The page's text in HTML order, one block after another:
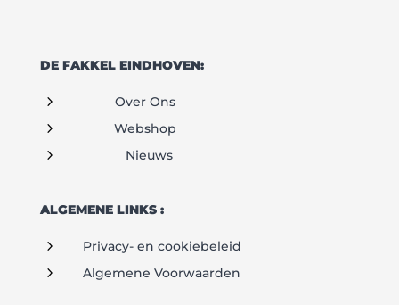
DE FAKKEL EINDHOVEN:
5 Over Ons
5 Webshop
5 Nieuws
ALGEMENE LINKS :
5 Privacy- en cookiebeleid
5 Algemene Voorwaarden